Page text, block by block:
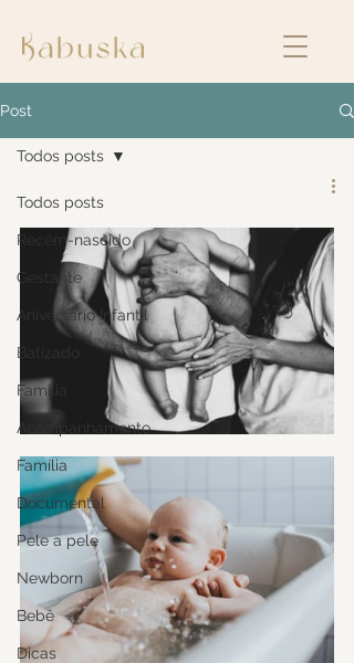
Post
Todos posts
Recém-nascido
Gestante
Aniversário Infantil
Batizado
Família
Acompanhamento
Família
Documental
Pele a pele
Newborn
Bebê
Dicas
Todos posts